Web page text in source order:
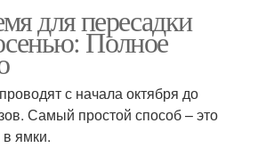
для пересадки
Полное
с начала октября до
Самый простой способ – это
ямки.